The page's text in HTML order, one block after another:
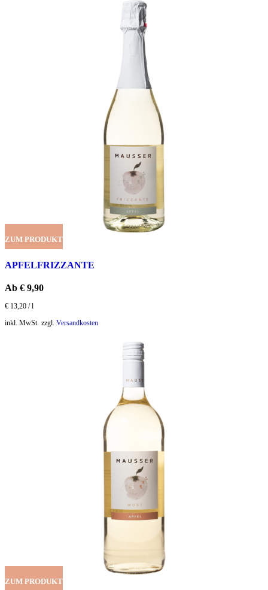
ZUM PRODUKT
APFELFRIZZANTE
Ab € 9,90
€ 13,20 /l
inkl. MwSt. zzgl. Versandkosten
ZUM PRODUKT